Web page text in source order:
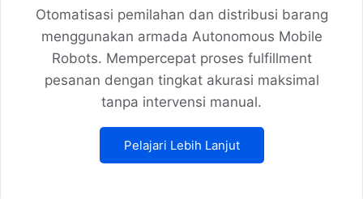
Otomatisasi pemilahan dan distribusi barang
menggunakan armada Autonomous Mobile
Robots. Mempercepat proses fulfillment
pesanan dengan tingkat akurasi maksimal
tanpa intervensi manual.
Pelajari Lebih Lanjut